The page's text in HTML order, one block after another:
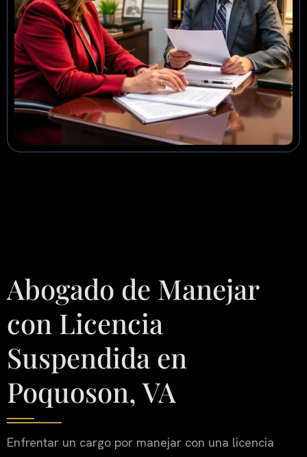
Abogado de Manejar
con Licencia
Suspendida en
Poquoson, VA
Enfrentar un cargo por manejar con una licencia